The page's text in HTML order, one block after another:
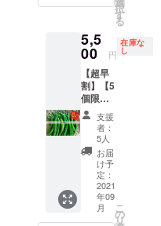
室の時
講師と
一緒に
作る方
は、あ
らかじ
め指示
書にあ
る材料
を購入
し、必
要な調
理器具
のご準
備をお
願いい
たしま
ｰ 想定
※メ
ニュー
は変更
になる
可能性
があり
ます。
・ビ
キー
ニョ：
ピクル
ス ・
ひもと
うがら
し：唐
最終的
及びど
の種類
を選択
いただ
くか等
の詳細
は、
メール
にて確
認させ
ていた
だきま
す。 ・
10株分
の収穫
蔵保
いよう
に保存
袋や
ラップ
で密閉
し、野
菜室に
入れ
る。水
分は傷
みの原
因にな
るた
め、拭
ど。生
食も
可。 プ
サジュ
エラ：
カレー
や酢漬
けな
ど。生
食も
可。 八
房とう
がら
し：酢
漬けや
発送量/
時期
育状況
によっ
て変動
しま
す。予
めご了
承くだ
さい。
調理方
法） ビ
キー
ニョ：
系のと
うがら
しを
チョイ
ス（写
真はイ
メージ
です）
島と
うがら
し、八
房、ひ
もとう
がらし
などを
択
す
る
5,5
00 円
在庫な
し
【超早
割】【5
個限
定！と
うがら
し生食
1kgセッ
ト（辛
さレベ
ル：🌶
🌶）】
・十色
支援
者：
5人
お届
け予
定：
2021
年09
月
こ
の
リ